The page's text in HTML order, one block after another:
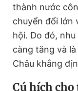
thành nước
chuyển đổi lớn
hội. Do đó,
càng tăng và
Châu khẳng
Cú hích